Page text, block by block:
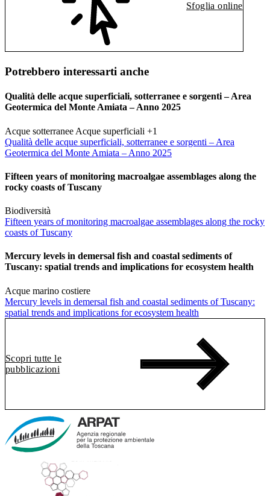
Sfoglia online
Potrebbero interessarti anche
Qualità delle acque superficiali, sotterranee e sorgenti – Area
Geotermica del Monte Amiata – Anno 2025
Acque sotterranee Acque superficiali +1
Qualità delle acque superficiali, sotterranee e sorgenti – Area
Geotermica del Monte Amiata – Anno 2025
Fifteen years of monitoring macroalgae assemblages along the
rocky coasts of Tuscany
Biodiversità
Fifteen years of monitoring macroalgae assemblages along the rocky
coasts of Tuscany
Mercury levels in demersal fish and coastal sediments of
Tuscany: spatial trends and implications for ecosystem health
Acque marino costiere
Mercury levels in demersal fish and coastal sediments of Tuscany:
spatial trends and implications for ecosystem health
Scopri tutte le
pubblicazioni